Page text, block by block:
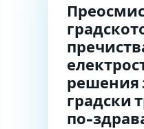
решения
градски
по-